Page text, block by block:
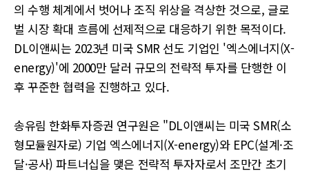
의 수행 체계에서 벗어나 조직 위상을 격상한 것으로, 글로
벌 시장 확대 흐름에 선제적으로 대응하기 위한 목적이다.
DL이앤씨는 2023년 미국 SMR 선도 기업인 '엑스에너지(X-
energy)'에 2000만 달러 규모의 전략적 투자를 단행한 이
후 꾸준한 협력을 진행하고 있다.
송유림 한화투자증권 연구원은 "DL이앤씨는 미국 SMR(소
형모듈원자로) 기업 엑스에너지(X-energy)와 EPC(설계·조
달·공사) 파트너십을 맺은 전략적 투자자로서 조만간 초기